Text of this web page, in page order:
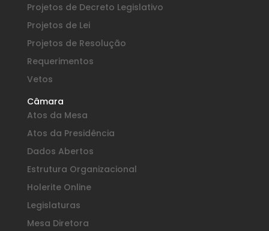
Projetos de Decreto Legislativo
Projetos de Lei
Projetos de Resolução
Requerimentos
Vetos
Câmara
Atos da Mesa
Atos da Presidência
Dados Abertos
Estrutura Organizacional
Holerite Online
Legislaturas
Mesa Diretora